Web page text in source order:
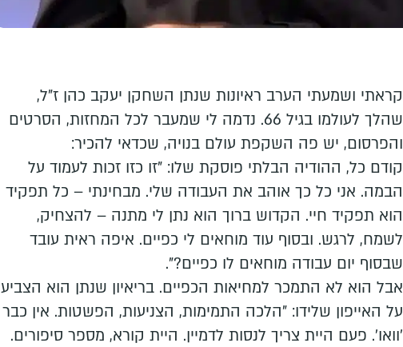
קראתי ושמעתי הערב ראיונות שנתן השחקן יעקב כהן ז"ל,
שהלך לעולמו בגיל 66. נדמה לי שמעבר לכל המחזות, הסרטים
והפרסום, יש פה השקפת עולם בנויה, שכדאי להכיר:
קודם כל, ההודיה הבלתי פוסקת שלו: "זו כזו זכות לעמוד על
הבמה. אני כל כך אוהב את העבודה שלי. מבחינתי – כל תפקיד
הוא תפקיד חיי. הקדוש ברוך הוא נתן לי מתנה – להצחיק,
לשמח, לרגש. ובסוף עוד מוחאים לי כפיים. איפה ראית עובד
שבסוף יום עבודה מוחאים לו כפיים?".
אבל הוא לא התמכר למחיאות הכפיים. בריאיון שנתן הוא הצביע
על האייפון שלידו: "הלכה התמימות, הצניעות, הפשטות. אין כבר
'וואו'. פעם היית צריך לנסות לדמיין. היית קורא, מספר סיפורים.